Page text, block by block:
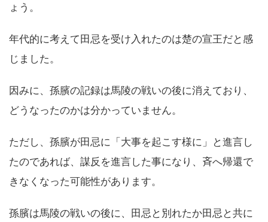
ょう。
年代的に考えて田忌を受け入れたのは楚の宣王だと感
じました。
因みに、孫臏の記録は馬陵の戦いの後に消えており、
どうなったのかは分かっていません。
ただし、孫臏が田忌に「大事を起こす様に」と進言し
たのであれば、謀反を進言した事になり、斉へ帰還で
きなくなった可能性があります。
孫臏は馬陵の戦いの後に、田忌と別れたか田忌と共に